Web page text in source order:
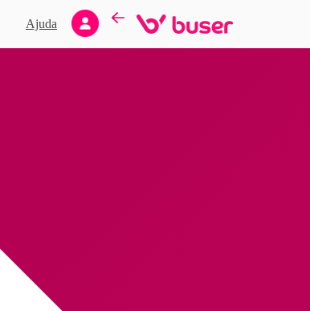
Ajuda